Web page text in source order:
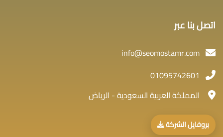
اتصل بنا عبر
info@seomostamr.com
01095742601
المملكة العربية السعودية - الرياض
بروفايل الشركة